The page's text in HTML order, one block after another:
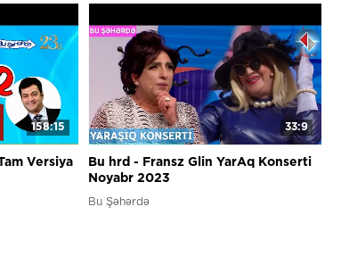
158:15
Versiya
33:9
Bu hrd - Fransz Glin YarAq Konserti
Noyabr 2023
Bu Şəhərdə